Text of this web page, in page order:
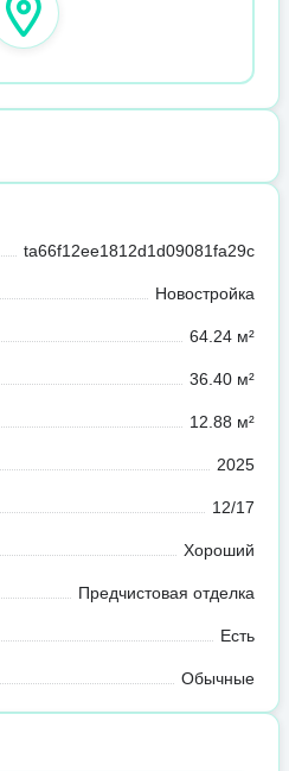
ta66f12ee1812d1d09081fa29c
Новостройка
64.24 м²
36.40 м²
12.88 м²
2025
12/17
Хороший
Предчистовая отделка
Есть
Обычные